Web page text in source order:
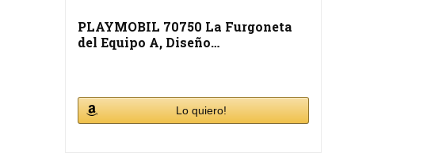
PLAYMOBIL 70750 La Furgoneta
del Equipo A, Diseño…
Lo quiero!